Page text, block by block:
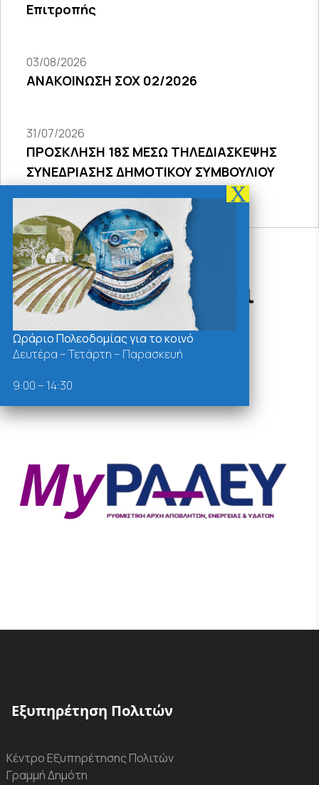
Επιτροπής
03/08/2026
ΑΝΑΚΟΙΝΩΣΗ ΣΟΧ 02/2026
31/07/2026
ΠΡΟΣΚΛΗΣΗ 18Σ ΜΕΣΩ ΤΗΛΕΔΙΑΣΚΕΨΗΣ
ΣΥΝΕΔΡΙΑΣΗΣ ΔΗΜΟΤΙΚΟΥ ΣΥΜΒΟΥΛΙΟΥ
Δράσεις - Χρήσιμοι
Σύνδεσμοι
Εξυπηρέτηση Πολιτών
Κέντρο Εξυπηρέτησης Πολιτών
Γραμμή Δημότη
Ωράριο Πολεοδομίας για το κοινό
Δευτέρα – Τετάρτη – Παρασκευή
9:00 – 14:30